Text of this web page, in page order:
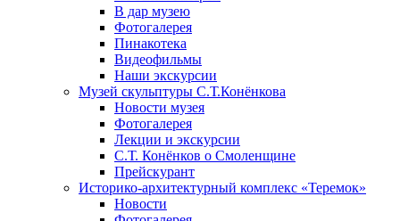
В дар музею
Фотогалерея
Пинакотека
Видеофильмы
Наши экскурсии
Музей скульптуры С.Т.Конёнкова
Новости музея
Фотогалерея
Лекции и экскурсии
С.Т. Конёнков о Смоленщине
Прейскурант
Историко-архитектурный комплекс «Теремок»
Новости